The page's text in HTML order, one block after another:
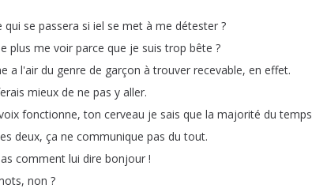
qui se passera si iel se met à me détester ?
plus me voir parce que je suis trop bête ?
a l'air du genre de garçon à trouver recevable, en effet.
mieux de ne pas y aller.
fonctionne,ton cerveau je sais que la majorité du temps
deux, ça ne communique pas du tout.
comment lui dire bonjour !
, non ?